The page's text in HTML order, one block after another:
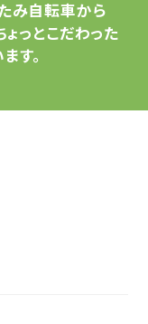
み自転車から
ょっとこだわった
す。